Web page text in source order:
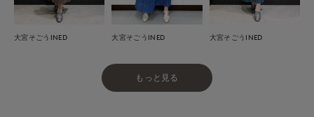
大宮そごうINED 大宮そごうINED 大宮そごうINED
もっと見る